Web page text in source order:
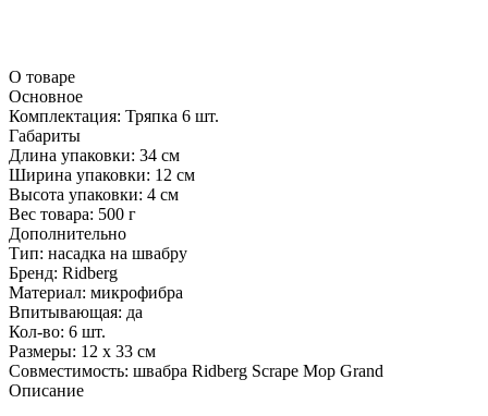
О товаре
Основное
Комплектация: Тряпка 6 шт.
Габариты
Длина упаковки: 34 см
Ширина упаковки: 12 см
Высота упаковки: 4 см
Вес товара: 500 г
Дополнительно
Тип: насадка на швабру
Бренд: Ridberg
Материал: микрофибра
Впитывающая: да
Кол-во: 6 шт.
Размеры: 12 х 33 см
Совместимость: швабра Ridberg Scrape Mop Grand
Описание